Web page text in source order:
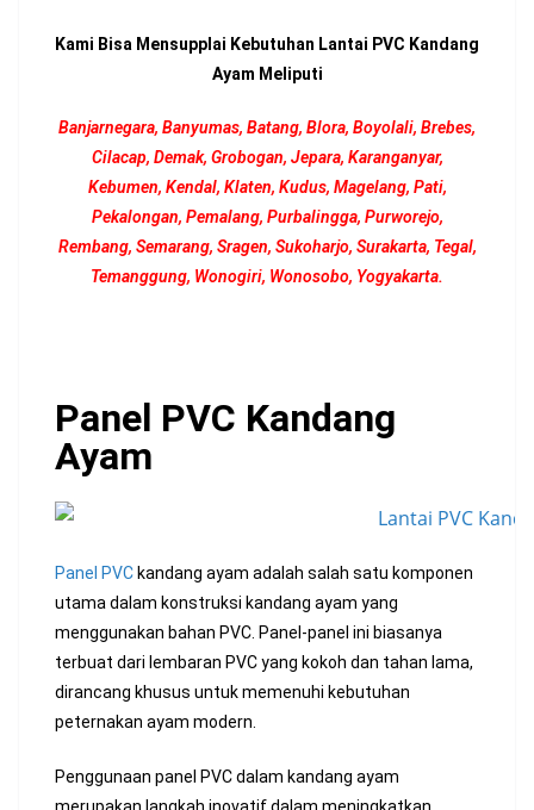
Kami Bisa Mensupplai Kebutuhan Lantai PVC Kandang
Ayam Meliputi
Banjarnegara, Banyumas, Batang, Blora, Boyolali, Brebes,
Cilacap, Demak, Grobogan, Jepara, Karanganyar,
Kebumen, Kendal, Klaten, Kudus, Magelang, Pati,
Pekalongan, Pemalang, Purbalingga, Purworejo,
Rembang, Semarang, Sragen, Sukoharjo, Surakarta, Tegal,
Temanggung, Wonogiri, Wonosobo, Yogyakarta.
Panel PVC Kandang
Ayam
Panel PVC kandang ayam adalah salah satu komponen
utama dalam konstruksi kandang ayam yang
menggunakan bahan PVC. Panel-panel ini biasanya
terbuat dari lembaran PVC yang kokoh dan tahan lama,
dirancang khusus untuk memenuhi kebutuhan
peternakan ayam modern.
Penggunaan panel PVC dalam kandang ayam